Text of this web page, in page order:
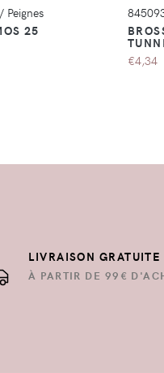
Peignes
25
€4,34
LIVRAISON
À PARTIR DE 99€